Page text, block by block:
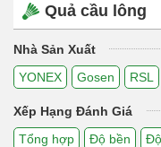
Quả cầu lông
Nhà Sản Xuất
YONEX
Gosen RSL
Xếp Hạng Đánh Giá
Tổng hợp
Độ bền